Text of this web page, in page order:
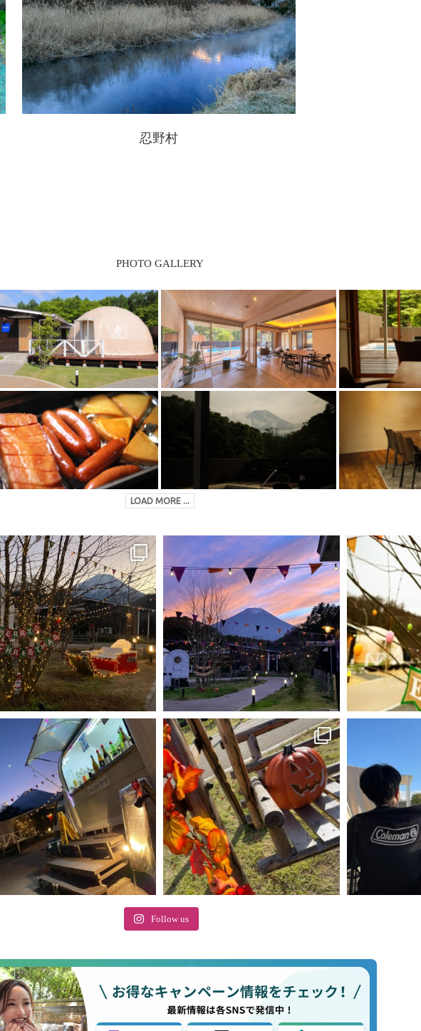
忍野村
PHOTO GALLERY
LOAD MORE ...
Follow us